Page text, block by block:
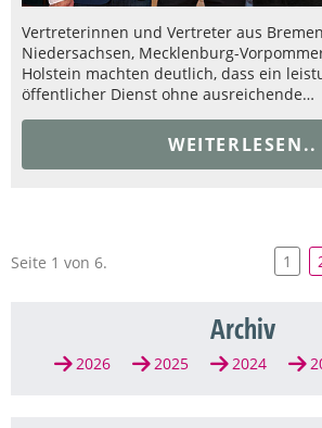
Vertreterinnen und Vertreter aus
Niedersachsen, Mecklenburg-
Holstein machten deutlich, dass ein
öffentlicher Dienst ohne ausreichende…
WEITERLESEN..
Seite 1 von 6. 1
Archiv
2026 2025 2024